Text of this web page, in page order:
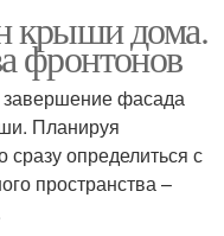
крыши дома.
фронтонов
завершение фасада
Планируя
сразу определиться с
пространства –